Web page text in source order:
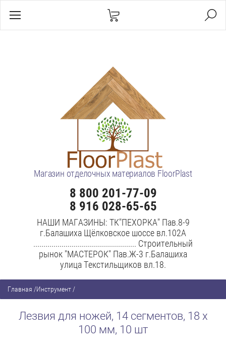
Магазин отделочных материалов FloorPlast
8 800 201-77-09
8 916 028-65-65
НАШИ МАГАЗИНЫ: ТК"ПЕХОРКА" Пав.8-9
г.Балашиха Щёлковское шоссе вл.102А
................................................... Строительный
рынок "МАСТЕРОК" Пав.Ж-3 г.Балашиха
улица Текстильщиков вл.18.
Главная /Инструмент/
Лезвия для ножей, 14 сегментов, 18 х
100 мм, 10 шт